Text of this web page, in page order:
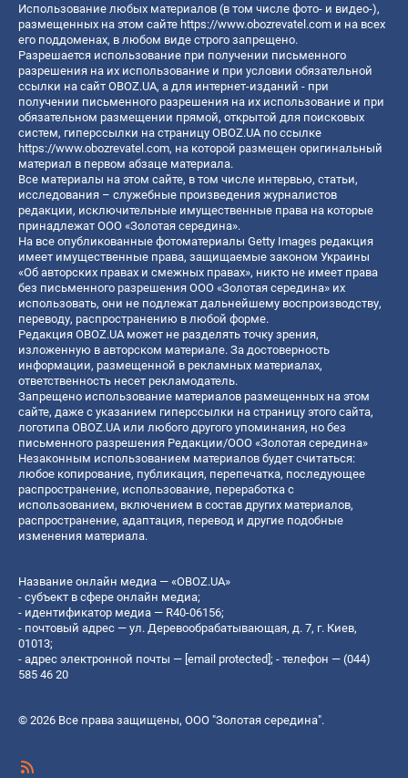
Использование любых материалов (в том числе фото- и видео-),
размещенных на этом сайте https://www.obozrevatel.com и на всех
его поддоменах, в любом виде строго запрещено.
Разрешается использование при получении письменного
разрешения на их использование и при условии обязательной
ссылки на сайт OBOZ.UA, а для интернет-изданий - при
получении письменного разрешения на их использование и при
обязательном размещении прямой, открытой для поисковых
систем, гиперссылки на страницу OBOZ.UA по ссылке
https://www.obozrevatel.com, на которой размещен оригинальный
материал в первом абзаце материала.
Все материалы на этом сайте, в том числе интервью, статьи,
исследования – служебные произведения журналистов
редакции, исключительные имущественные права на которые
принадлежат ООО «Золотая середина».
На все опубликованные фотоматериалы Getty Images редакция
имеет имущественные права, защищаемые законом Украины
«Об авторских правах и смежных правах», никто не имеет права
без письменного разрешения ООО «Золотая середина» их
использовать, они не подлежат дальнейшему воспроизводству,
переводу, распространению в любой форме.
Редакция OBOZ.UA может не разделять точку зрения,
изложенную в авторском материале. За достоверность
информации, размещенной в рекламных материалах,
ответственность несет рекламодатель.
Запрещено использование материалов размещенных на этом
сайте, даже с указанием гиперссылки на страницу этого сайта,
логотипа OBOZ.UA или любого другого упоминания, но без
письменного разрешения Редакции/ООО «Золотая середина»
Незаконным использованием материалов будет считаться:
любое копирование, публикация, перепечатка, последующее
распространение, использование, переработка с
использованием, включением в состав других материалов,
распространение, адаптация, перевод и другие подобные
изменения материала.
Название онлайн медиа — «OBOZ.UA»
- субъект в сфере онлайн медиа;
- идентификатор медиа — R40-06156;
- почтовый адрес — ул. Деревообрабатывающая, д. 7, г. Киев,
01013;
- адрес электронной почты — [email protected]; - телефон — (044)
585 46 20
© 2026 Все права защищены, ООО "Золотая середина".